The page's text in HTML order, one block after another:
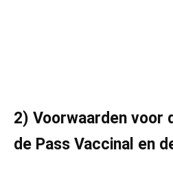
2) Voorwaarden voor
de Pass Vaccinal en